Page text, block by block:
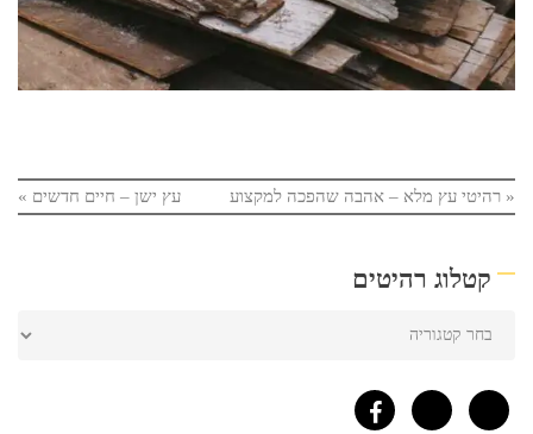
« רהיטי עץ מלא – אהבה שהפכה למקצוע עץ ישן – חיים חדשים »
קטלוג רהיטים